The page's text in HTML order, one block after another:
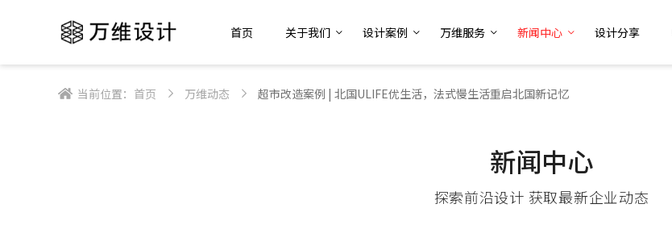
首页 关于我们 设计案例 万维服务 新闻中心 设计分享
当前位置： 首页 万维动态 超市改造案例 | 北国ULIFE优生活，法式慢生活重启北国新记忆
新闻中心
探索前沿设计 获取最新企业动态